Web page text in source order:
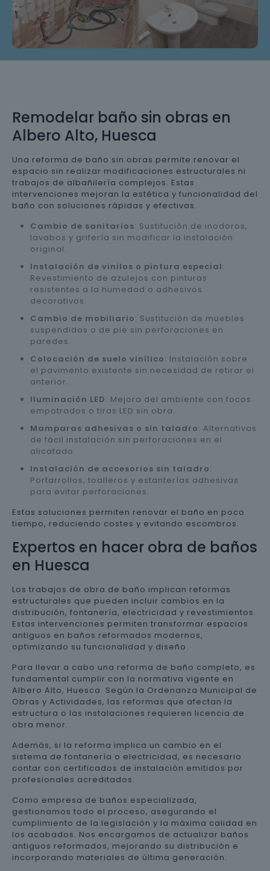
Remodelar baño sin obras en
Albero Alto, Huesca
Una reforma de baño sin obras permite renovar el
espacio sin realizar modificaciones estructurales ni
trabajos de albañilería complejos. Estas
intervenciones mejoran la estética y funcionalidad del
baño con soluciones rápidas y efectivas.
Cambio de sanitarios: Sustitución de inodoros,
lavabos y grifería sin modificar la instalación
original.
Instalación de vinilos o pintura especial:
Revestimiento de azulejos con pinturas
resistentes a la humedad o adhesivos
decorativos.
Cambio de mobiliario: Sustitución de muebles
suspendidos o de pie sin perforaciones en
paredes.
Colocación de suelo vinílico: Instalación sobre
el pavimento existente sin necesidad de retirar el
anterior.
Iluminación LED: Mejora del ambiente con focos
empotrados o tiras LED sin obra.
Mamparas adhesivas o sin taladro: Alternativas
de fácil instalación sin perforaciones en el
alicatado.
Instalación de accesorios sin taladro:
Portarrollos, toalleros y estanterías adhesivas
para evitar perforaciones.
Estas soluciones permiten renovar el baño en poco
tiempo, reduciendo costes y evitando escombros.
Expertos en hacer obra de baños
en Huesca
Los trabajos de obra de baño implican reformas
estructurales que pueden incluir cambios en la
distribución, fontanería, electricidad y revestimientos.
Estas intervenciones permiten transformar espacios
antiguos en baños reformados modernos,
optimizando su funcionalidad y diseño.
Para llevar a cabo una reforma de baño completo, es
fundamental cumplir con la normativa vigente en
Albero Alto, Huesca. Según la Ordenanza Municipal de
Obras y Actividades, las reformas que afectan la
estructura o las instalaciones requieren licencia de
obra menor.
Además, si la reforma implica un cambio en el
sistema de fontanería o electricidad, es necesario
contar con certificados de instalación emitidos por
profesionales acreditados.
Como empresa de baños especializada,
gestionamos todo el proceso, asegurando el
cumplimiento de la legislación y la máxima calidad en
los acabados. Nos encargamos de actualizar baños
antiguos reformados, mejorando su distribución e
incorporando materiales de última generación.